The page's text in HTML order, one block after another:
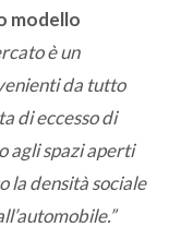
modello
è un
da tutto
di eccesso di
agli spazi aperti
la densità sociale